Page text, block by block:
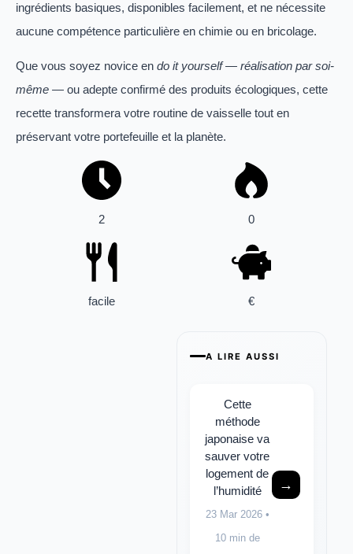
ingrédients basiques, disponibles facilement, et ne nécessite
aucune compétence particulière en chimie ou en bricolage.
Que vous soyez novice en do it yourself — réalisation par soi-
même — ou adepte confirmé des produits écologiques, cette
recette transformera votre routine de vaisselle tout en
préservant votre portefeuille et la planète.
2 0
facile €
A LIRE AUSSI
Cette
méthode
japonaise va
sauver votre
logement de
l’humidité
23 Mar 2026•
10 min de
→